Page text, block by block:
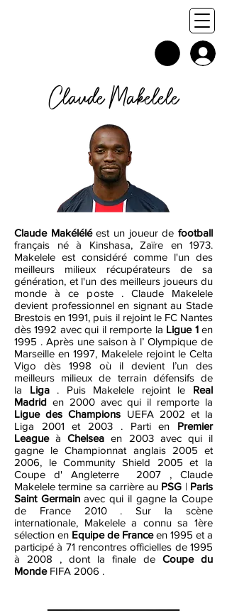
Claude Makelele
Claude Makéléléest un joueur defootball
français né à Kinshasa, Zaïre en 1973.
Makelele est considéré comme l'un des
meilleurs milieux récupérateurs de sa
génération, et l'un des meilleurs joueurs du
monde à ce poste . Claude Makelele
devient professionnel en signant au Stade
Brestois en 1991, puis il rejoint le FC Nantes
dès 1992 avec qui il remporte la Ligue 1en
1995 . Après une saison à l’ Olympique de
Marseille en 1997, Makelele rejoint le Celta
Vigo dès 1998 où il devient l’un des
meilleurs milieux de terrain défensifs de
la Liga. Puis Makelele rejoint le Real
Madrid en 2000 avec qui il remporte la
Ligue des Champions UEFA 2002 et la
Liga 2001 et 2003 . Parti en Premier
LeagueàChelsea en 2003 avec qui il
gagne le Championnat anglais 2005 et
2006, le Community Shield 2005 et la
Coupe d' Angleterre 2007 , Claude
Makelele termine sa carrière au PSG | Paris
Saint Germainavec qui il gagne la Coupe
de France 2010 . Sur la scène
internationale, Makelele a connu sa 1ère
sélection en Equipe de Franceen 1995 et a
participé à 71 rencontres officielles de 1995
à 2008 , dont la finale de Coupe du
MondeFIFA 2006 .